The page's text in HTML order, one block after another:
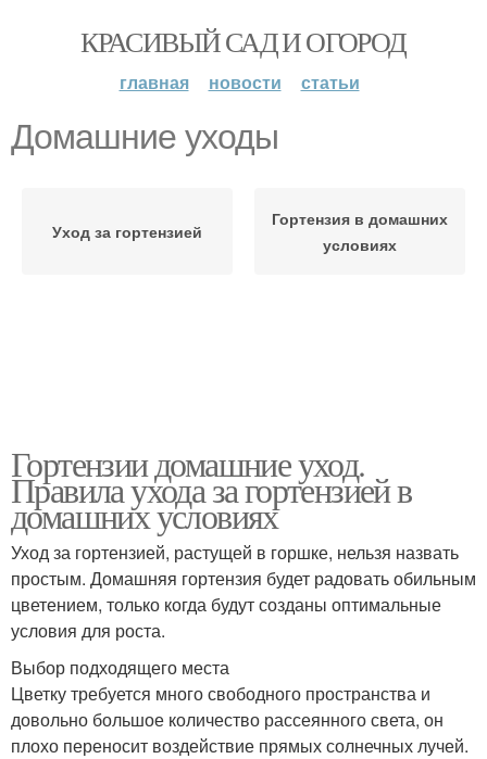
КРАСИВЫЙ САД И ОГОРОД
главная новости статьи
Домашние уходы
Уход за гортензией
Гортензия в домашних
условиях
Гортензии домашние уход.
Правила ухода за гортензией в
домашних условиях
Уход за гортензией, растущей в горшке, нельзя назвать
простым. Домашняя гортензия будет радовать обильным
цветением, только когда будут созданы оптимальные
условия для роста.
Выбор подходящего места
Цветку требуется много свободного пространства и
довольно большое количество рассеянного света, он
плохо переносит воздействие прямых солнечных лучей.